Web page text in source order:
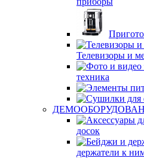
Телевизоры и
техника
досок
держатели к